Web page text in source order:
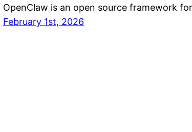
OpenClaw is an open source framework
February 1st, 2026